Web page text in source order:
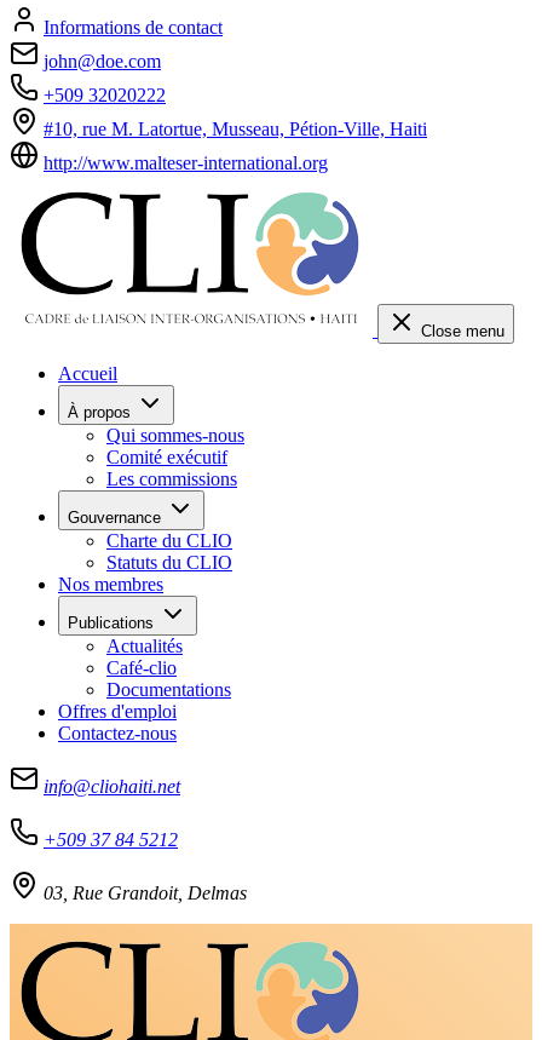
Informations de contact
john@doe.com
+509 32020222
#10, rue M. Latortue, Musseau, Pétion-Ville, Haiti
http://www.malteser-international.org
Close menu
Accueil
À propos
Qui sommes-nous
Comité exécutif
Les commissions
Gouvernance
Charte du CLIO
Statuts du CLIO
Nos membres
Publications
Actualités
Café-clio
Documentations
Offres d'emploi
Contactez-nous
info@cliohaiti.net
+509 37 84 5212
03, Rue Grandoit, Delmas